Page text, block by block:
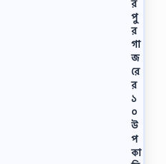
র
পু
র
গা
জ
রে
র
১
০
উ
প
কা